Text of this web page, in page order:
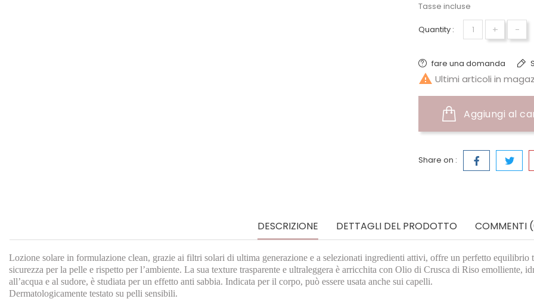
Tasse incluse
Quantity : + -
fare una domanda
 Ultimi articoli in
Aggiungi al
Share on :
DESCRIZIONE DETTAGLI DEL PRODOTTO COMMENTI
Lozione solare in formulazione clean, grazie ai filtri solari di ultima generazione e a selezionati ingredienti attivi, offre un perfetto
sicurezza per la pelle e rispetto per l’ambiente. La sua texture trasparente e ultraleggera è arricchita con Olio di Crusca di Riso emolliente,
all’acqua e al sudore, è studiata per un effetto anti sabbia. Indicata per il corpo, può essere usata anche sui capelli.
Dermatologicamente testato su pelli sensibili.